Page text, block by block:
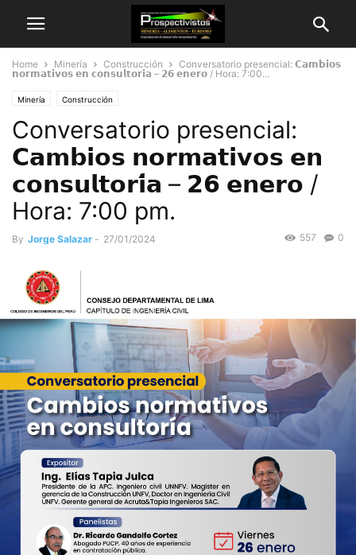
Home Minería Construcción
Conversatorio presencial: 𝗖𝗮𝗺𝗯𝗶𝗼𝘀
𝗻𝗼𝗿𝗺𝗮𝘁𝗶𝘃𝗼𝘀 𝗲𝗻 𝗰𝗼𝗻𝘀𝘂𝗹𝘁𝗼𝗿𝗶́𝗮 – 𝟮𝟲 𝗲𝗻𝗲𝗿𝗼 / Hora: 7:00...
Minería Construcción
Conversatorio presencial:
𝗖𝗮𝗺𝗯𝗶𝗼𝘀 𝗻𝗼𝗿𝗺𝗮𝘁𝗶𝘃𝗼𝘀 𝗲𝗻
𝗰𝗼𝗻𝘀𝘂𝗹𝘁𝗼𝗿𝗶́𝗮 – 𝟮𝟲 𝗲𝗻𝗲𝗿𝗼 /
Hora: 7:00 pm.
By Jorge Salazar - 27/01/2024 0
557